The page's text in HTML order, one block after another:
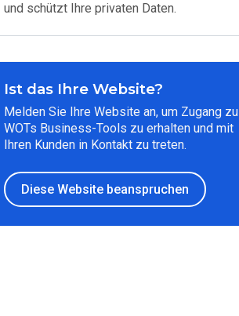
und schützt Ihre privaten Daten.
Ist das Ihre Website?
Melden Sie Ihre Website an, um Zugang zu
WOTs Business-Tools zu erhalten und mit
Ihren Kunden in Kontakt zu treten.
Diese Website beanspruchen